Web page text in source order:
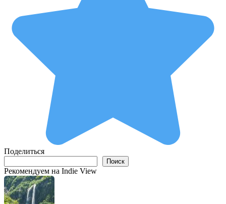
Поделиться
Поиск
Рекомендуем на Indie View